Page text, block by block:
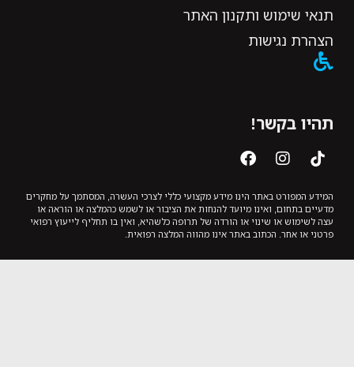
תנאי שימוש ותקנון האתר
הצהרת נגישות
תהיו בקשר!
המידע המפורט באתר הינו מידע מקצועי כללי לצרכי העשרה, המסתמך על מחקרים
מדעיים בתחום, ואינו מיועד להנחות את הציבור או לשמש כהמלצה או הוראה או
עצה לשימוש או שינוי או הורדה של תרופה כלשהיא, ואין בו תחליף לייעוץ רפואי
פרטני או אחר. הכתוב באתר אינו מהווה המלצה רפואית.